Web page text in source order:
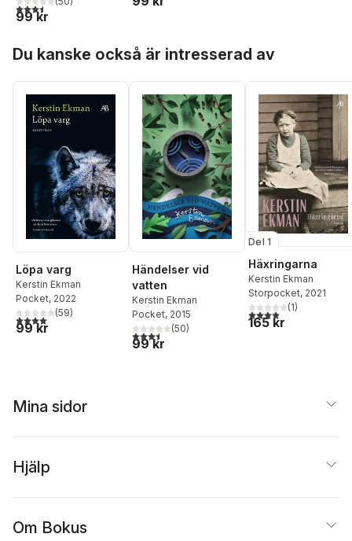
3,5utav 5 stjärnor. Totalt antal röster:
99 kr
Du kanske också är intresserad av
Löpa varg
Kerstin Ekman
Pocket, 2022
4,0utav 5 stjärnor. Totalt antal röster:
(59)
99 kr
Händelser vid
vatten
Kerstin Ekman
Pocket, 2015
3,5utav 5 stjärnor. Totalt antal röster:
(50)
99 kr
Del 1
Häxringarna
Kerstin Ekman
Storpocket, 2021
4,0utav 5 stjärnor.
(1)
165 kr
Mina sidor
Hjälp
Om Bokus